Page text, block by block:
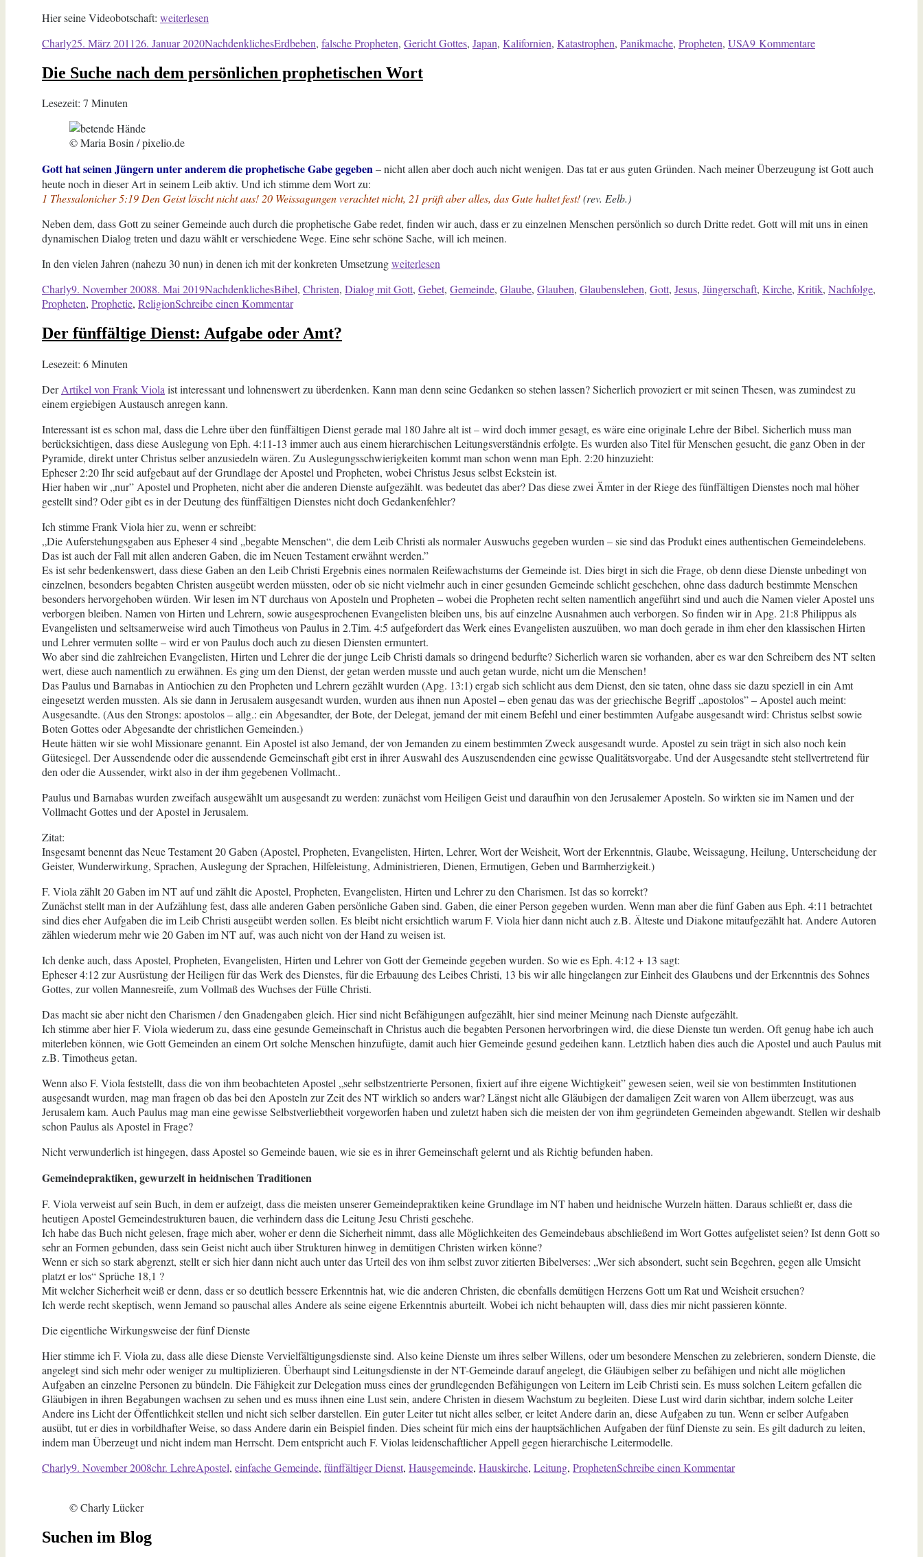
Hier seine Videobotschaft: „Joyner
Gericht
Kalifornien“
weiterlesen
Autor
CharlyVeröffentlicht
25. März 201126. Januar 2020Kategorien
NachdenklichesSchlagwörter
Erdbeben, falsche Propheten, Gericht Gottes, Japan, Kalifornien, Katastrophen, Panikmache, Propheten, USA9 Kommentarezu
Die Suche nach dem persönlichen prophetischen Wort
Lesezeit: 7 Minuten
© Maria Bosin / pixelio.de
Gott hat seinen Jüngern unter anderem die prophetische Gabe gegeben– nicht allen aber doch auch nicht wenigen. Das tat er aus guten Gründen. Nach meiner Überzeugung ist Gott auch
heute noch in dieser Art in seinem Leib aktiv. Und ich stimme dem Wort zu:
1 Thessalonicher 5:19 Den Geist löscht nicht aus! 20 Weissagungen verachtet nicht, 21 prüft aber alles, das Gute haltet fest!(rev. Eelb.)
Neben dem, dass Gott zu seiner Gemeinde auch durch die prophetische Gabe redet, finden wir auch, dass er zu einzelnen Menschen persönlich so durch Dritte redet. Gott will mit uns in einen
dynamischen Dialog treten und dazu wählt er verschiedene Wege. Eine sehr schöne Sache, will ich meinen.
In den vielen Jahren (nahezu 30 nun) in denen ich mit der konkreten Umsetzung„Die
nach
weiterlesen
Autor
CharlyVeröffentlicht
am
9. November 20088. Mai 2019Kategorien
NachdenklichesSchlagwörter
Bibel, Christen, Dialog mit Gott, Gebet, Gemeinde, Glaube, Glauben, Glaubensleben, Gott, Jesus, Jüngerschaft, Kirche, Kritik, Nachfolge,
Propheten, Prophetie, ReligionSchreibe einen Kommentarzu
Suche
nach
prophetischen
Der fünffältige Dienst: Aufgabe oder Amt?
Lesezeit: 6Minuten
DerArtikel von Frank Violaist interessant und lohnenswert zu überdenken. Kann man denn seine Gedanken so stehen lassen? Sicherlich provoziert er mit seinen Thesen, was zumindest zu
einem ergiebigen Austausch anregen kann.
Interessant ist es schon mal, dass die Lehre über den fünffältigen Dienst gerade mal 180 Jahre alt ist – wird doch immer gesagt, es wäre eine originale Lehre der Bibel. Sicherlich muss man
berücksichtigen, dass diese Auslegung von Eph. 4:11-13 immer auch aus einem hierarchischen Leitungsverständnis erfolgte. Es wurden also Titel für Menschen gesucht, die ganz Oben in der
Pyramide, direkt unter Christus selber anzusiedeln wären. Zu Auslegungsschwierigkeiten kommt man schon wenn man Eph. 2:20 hinzuzieht:
Epheser 2:20 Ihr seid aufgebaut auf der Grundlage der Apostel und Propheten, wobei Christus Jesus selbst Eckstein ist.
Hier haben wir „nur” Apostel und Propheten, nicht aber die anderen Dienste aufgezählt. was bedeutet das aber? Das diese zwei Ämter in der Riege des fünffältigen Dienstes noch mal höher
gestellt sind? Oder gibt es in der Deutung des fünffältigen Dienstes nicht doch Gedankenfehler?
Ich stimme Frank Viola hier zu, wenn er schreibt:
„Die Auferstehungsgaben aus Epheser 4 sind „begabte Menschen“, die dem Leib Christi als normaler Auswuchs gegeben wurden – sie sind das Produkt eines authentischen Gemeindelebens.
Das ist auch der Fall mit allen anderen Gaben, die im Neuen Testament erwähnt werden.”
Es ist sehr bedenkenswert, dass diese Gaben an den Leib Christi Ergebnis eines normalen Reifewachstums der Gemeinde ist. Dies birgt in sich die Frage, ob denn diese Dienste unbedingt von
einzelnen, besonders begabten Christen ausgeübt werden müssten, oder ob sie nicht vielmehr auch in einer gesunden Gemeinde schlicht geschehen, ohne dass dadurch bestimmte Menschen
besonders hervorgehoben würden. Wir lesen im NT durchaus von Aposteln und Propheten – wobei die Propheten recht selten namentlich angeführt sind und auch die Namen vieler Apostel uns
verborgen bleiben. Namen von Hirten und Lehrern, sowie ausgesprochenen Evangelisten bleiben uns, bis auf einzelne Ausnahmen auch verborgen. So finden wir in Apg. 21:8 Philippus als
Evangelisten und seltsamerweise wird auch Timotheus von Paulus in 2.Tim. 4:5 aufgefordert das Werk eines Evangelisten auszuüben, wo man doch gerade in ihm eher den klassischen Hirten
und Lehrer vermuten sollte – wird er von Paulus doch auch zu diesen Diensten ermuntert.
Wo aber sind die zahlreichen Evangelisten, Hirten und Lehrer die der junge Leib Christi damals so dringend bedurfte? Sicherlich waren sie vorhanden, aber es war den Schreibern des NT selten
wert, diese auch namentlich zu erwähnen. Es ging um den Dienst, der getan werden musste und auch getan wurde, nicht um die Menschen!
Das Paulus und Barnabas in Antiochien zu den Propheten und Lehrern gezählt wurden (Apg. 13:1) ergab sich schlicht aus dem Dienst, den sie taten, ohne dass sie dazu speziell in ein Amt
eingesetzt werden mussten. Als sie dann in Jerusalem ausgesandt wurden, wurden aus ihnen nun Apostel – eben genau das was der griechische Begriff „apostolos” – Apostel auch meint:
Ausgesandte. (Aus den Strongs: apostolos – allg.: ein Abgesandter, der Bote, der Delegat, jemand der mit einem Befehl und einer bestimmten Aufgabe ausgesandt wird: Christus selbst sowie
Boten Gottes oder Abgesandte der christlichen Gemeinden.)
Heute hätten wir sie wohl Missionare genannt. Ein Apostel ist also Jemand, der von Jemanden zu einem bestimmten Zweck ausgesandt wurde. Apostel zu sein trägt in sich also noch kein
Gütesiegel. Der Aussendende oder die aussendende Gemeinschaft gibt erst in ihrer Auswahl des Auszusendenden eine gewisse Qualitätsvorgabe. Und der Ausgesandte steht stellvertretend für
den oder die Aussender, wirkt also in der ihm gegebenen Vollmacht..
Paulus und Barnabas wurden zweifach ausgewählt um ausgesandt zu werden: zunächst vom Heiligen Geist und daraufhin von den Jerusalemer Aposteln. So wirkten sie im Namen und der
Vollmacht Gottes und der Apostel in Jerusalem.
Zitat:
Insgesamt benennt das Neue Testament 20 Gaben (Apostel, Propheten, Evangelisten, Hirten, Lehrer, Wort der Weisheit, Wort der Erkenntnis, Glaube, Weissagung, Heilung, Unterscheidung der
Geister, Wunderwirkung, Sprachen, Auslegung der Sprachen, Hilfeleistung, Administrieren, Dienen, Ermutigen, Geben und Barmherzigkeit.)
F. Viola zählt 20 Gaben im NT auf und zählt die Apostel, Propheten, Evangelisten, Hirten und Lehrer zu den Charismen. Ist das so korrekt?
Zunächst stellt man in der Aufzählung fest, dass alle anderen Gaben persönliche Gaben sind. Gaben, die einer Person gegeben wurden. Wenn man aber die fünf Gaben aus Eph. 4:11 betrachtet
sind dies eher Aufgaben die im Leib Christi ausgeübt werden sollen. Es bleibt nicht ersichtlich warum F. Viola hier dann nicht auch z.B. Älteste und Diakone mitaufgezählt hat. Andere Autoren
zählen wiederum mehr wie 20 Gaben im NT auf, was auch nicht von der Hand zu weisen ist.
Ich denke auch, dass Apostel, Propheten, Evangelisten, Hirten und Lehrer von Gott der Gemeinde gegeben wurden. So wie es Eph. 4:12 + 13 sagt:
Epheser 4:12 zur Ausrüstung der Heiligen für das Werk des Dienstes, für die Erbauung des Leibes Christi, 13 bis wir alle hingelangen zur Einheit des Glaubens und der Erkenntnis des Sohnes
Gottes, zur vollen Mannesreife, zum Vollmaß des Wuchses der Fülle Christi.
Das macht sie aber nicht den Charismen / den Gnadengaben gleich. Hier sind nicht Befähigungen aufgezählt, hier sind meiner Meinung nach Dienste aufgezählt.
Ich stimme aber hier F. Viola wiederum zu, dass eine gesunde Gemeinschaft in Christus auch die begabten Personen hervorbringen wird, die diese Dienste tun werden. Oft genug habe ich auch
miterleben können, wie Gott Gemeinden an einem Ort solche Menschen hinzufügte, damit auch hier Gemeinde gesund gedeihen kann. Letztlich haben dies auch die Apostel und auch Paulus mit
z.B. Timotheus getan.
Wenn also F. Viola feststellt, dass die von ihm beobachteten Apostel „sehr selbstzentrierte Personen, fixiert auf ihre eigene Wichtigkeit” gewesen seien, weil sie von bestimmten Institutionen
ausgesandt wurden, mag man fragen ob das bei den Aposteln zur Zeit des NT wirklich so anders war? Längst nicht alle Gläubigen der damaligen Zeit waren von Allem überzeugt, was aus
Jerusalem kam. Auch Paulus mag man eine gewisse Selbstverliebtheit vorgeworfen haben und zuletzt haben sich die meisten der von ihm gegründeten Gemeinden abgewandt. Stellen wir deshalb
schon Paulus als Apostel in Frage?
Nicht verwunderlich ist hingegen, dass Apostel so Gemeinde bauen, wie sie es in ihrer Gemeinschaft gelernt und als Richtig befunden haben.
Gemeindepraktiken, gewurzelt in heidnischen Traditionen
F. Viola verweist auf sein Buch, in dem er aufzeigt, dass die meisten unserer Gemeindepraktiken keine Grundlage im NT haben und heidnische Wurzeln hätten. Daraus schließt er, dass die
heutigen Apostel Gemeindestrukturen bauen, die verhindern dass die Leitung Jesu Christi geschehe.
Ich habe das Buch nicht gelesen, frage mich aber, woher er denn die Sicherheit nimmt, dass alle Möglichkeiten des Gemeindebaus abschließend im Wort Gottes aufgelistet seien? Ist denn Gott so
sehr an Formen gebunden, dass sein Geist nicht auch über Strukturen hinweg in demütigen Christen wirken könne?
Wenn er sich so stark abgrenzt, stellt er sich hier dann nicht auch unter das Urteil des von ihm selbst zuvor zitierten Bibelverses: „Wer sich absondert, sucht sein Begehren, gegen alle Umsicht
platzt er los“ Sprüche 18,1 ?
Mit welcher Sicherheit weiß er denn, dass er so deutlich bessere Erkenntnis hat, wie die anderen Christen, die ebenfalls demütigen Herzens Gott um Rat und Weisheit ersuchen?
Ich werde recht skeptisch, wenn Jemand so pauschal alles Andere als seine eigene Erkenntnis aburteilt. Wobei ich nicht behaupten will, dass dies mir nicht passieren könnte.
Die eigentliche Wirkungsweise der fünf Dienste
Hier stimme ich F. Viola zu, dass alle diese Dienste Vervielfältigungsdienste sind. Also keine Dienste um ihres selber Willens, oder um besondere Menschen zu zelebrieren, sondern Dienste, die
angelegt sind sich mehr oder weniger zu multiplizieren. Überhaupt sind Leitungsdienste in der NT-Gemeinde darauf angelegt, die Gläubigen selber zu befähigen und nicht alle möglichen
Aufgaben an einzelne Personen zu bündeln. Die Fähigkeit zur Delegation muss eines der grundlegenden Befähigungen von Leitern im Leib Christi sein. Es muss solchen Leitern gefallen die
Gläubigen in ihren Begabungen wachsen zu sehen und es muss ihnen eine Lust sein, andere Christen in diesem Wachstum zu begleiten. Diese Lust wird darin sichtbar, indem solche Leiter
Andere ins Licht der Öffentlichkeit stellen und nicht sich selber darstellen. Ein guter Leiter tut nicht alles selber, er leitet Andere darin an, diese Aufgaben zu tun. Wenn er selber Aufgaben
ausübt, tut er dies in vorbildhafter Weise, so dass Andere darin ein Beispiel finden. Dies scheint für mich eins der hauptsächlichen Aufgaben der fünf Dienste zu sein. Es gilt dadurch zu leiten,
indem man Überzeugt und nicht indem man Herrscht. Dem entspricht auch F. Violas leidenschaftlicher Appell gegen hierarchische Leitermodelle.
Autor
CharlyVeröffentlicht
9. November 2008Kategorien
chr. LehreSchlagwörter
Apostel, einfache Gemeinde, fünffältiger Dienst, Hausgemeinde, Hauskirche, Leitung, ProphetenSchreibe einen Kommentarzu
© Charly Lücker
Suchen im Blog